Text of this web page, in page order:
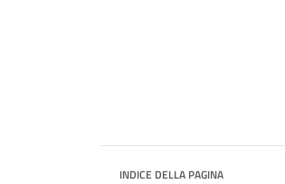
INDICE DELLA PAGINA